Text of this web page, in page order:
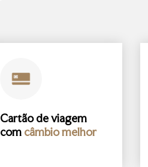
Cartão de viagem
com câmbio melhor